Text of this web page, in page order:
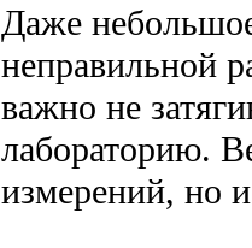
Даже
неправильной
важно не
лабораторию.
измерений, но